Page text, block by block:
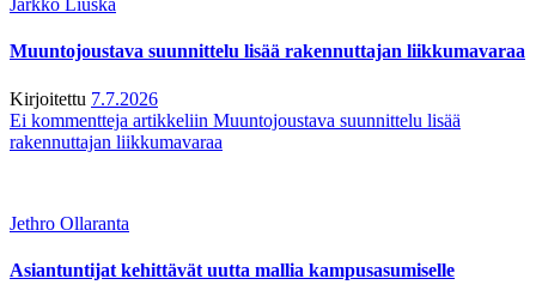
Jarkko Liuska
Muuntojoustava suunnittelu lisää rakennuttajan liikkumavaraa
Kirjoitettu 7.7.2026
Ei kommentteja artikkeliin Muuntojoustava suunnittelu lisää
rakennuttajan liikkumavaraa
Jethro Ollaranta
Asiantuntijat kehittävät uutta mallia kampusasumiselle